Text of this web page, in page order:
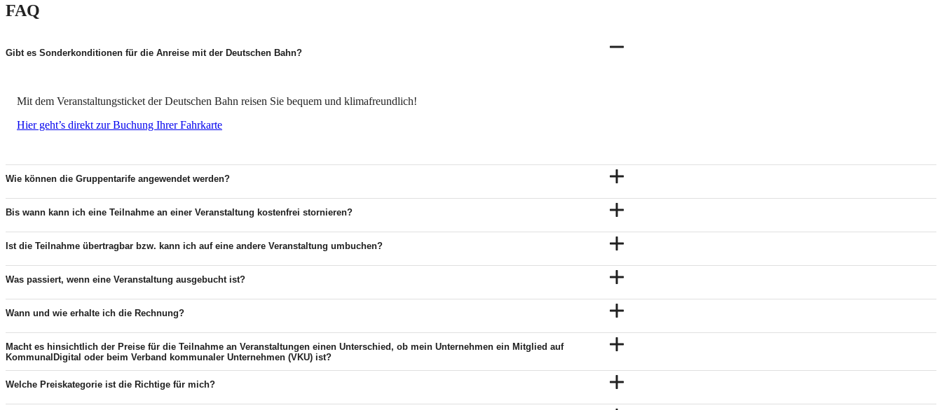
FAQ
Gibt es Sonderkonditionen für die Anreise mit der Deutschen Bahn?
Mit dem Veranstaltungsticket der Deutschen Bahn reisen Sie bequem und klimafreundlich!
Hier geht’s direkt zur Buchung Ihrer Fahrkarte
Wie können die Gruppentarife angewendet werden?
Bis wann kann ich eine Teilnahme an einer Veranstaltung kostenfrei stornieren?
Ist die Teilnahme übertragbar bzw. kann ich auf eine andere Veranstaltung umbuchen?
Was passiert, wenn eine Veranstaltung ausgebucht ist?
Wann und wie erhalte ich die Rechnung?
Macht es hinsichtlich der Preise für die Teilnahme an Veranstaltungen einen Unterschied, ob mein Unternehmen ein Mitglied auf
KommunalDigital oder beim Verband kommunaler Unternehmen (VKU) ist?
Welche Preiskategorie ist die Richtige für mich?